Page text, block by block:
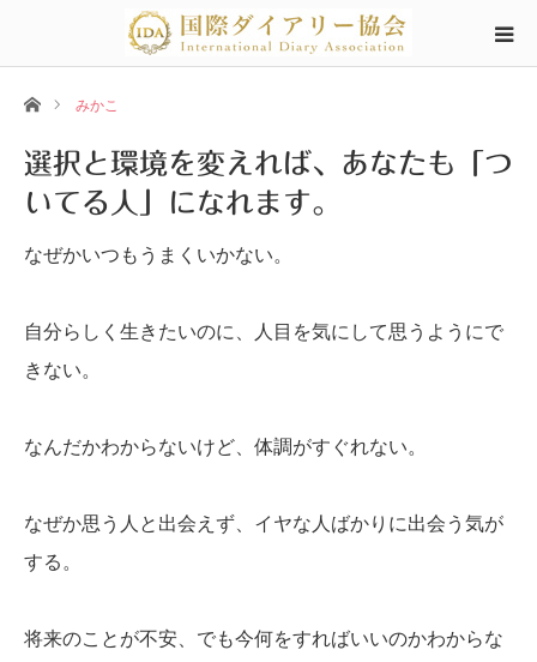
ホームみかこ
選択と環境を変えれば、あなたも「つ
いてる人」になれます。
なぜかいつもうまくいかない。
自分らしく生きたいのに、人目を気にして思うようにで
きない。
なんだかわからないけど、体調がすぐれない。
なぜか思う人と出会えず、イヤな人ばかりに出会う気が
する。
将来のことが不安、でも今何をすればいいのかわからな